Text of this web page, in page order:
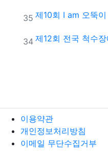
번호
35 제10회 I am 오뚝
번호
34 제12회 전국 척수
이용약관
개인정보처리방침
이메일 무단수집거부